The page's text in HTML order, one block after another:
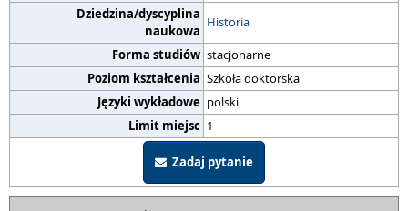
Dziedzina/dyscyplina
naukowa
Historia
Forma studiów stacjonarne
Poziom kształcenia Szkoła doktorska
Języki wykładowe polski
Limit miejsc 1
Zadaj pytanie